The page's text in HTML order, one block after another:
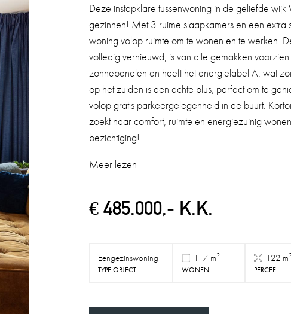
Deze instapklare tussenwoning in de geliefde
gezinnen! Met 3 ruime slaapkamers en een
woning volop ruimte om te wonen en te werken.
volledig vernieuwd, is van alle gemakken
zonnepanelen en heeft het energielabel A, wat
op het zuiden is een echte plus, perfect om te
volop gratis parkeergelegenheid in de buurt.
zoekt naar comfort, ruimte en energiezuinig
bezichtiging!
Meer lezen
€ 485.000,- K.K.
Eengezinswoning
TYPE OBJECT
117 m2
WONEN
122 m
PERCEEL